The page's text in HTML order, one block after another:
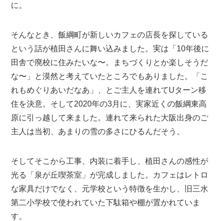
に。
そんなとき、飯綱町が新しいカフェの店長を探している
という話が植田さんに舞い込みました。実は「10年後に
田舎で廃校に住みたいな〜。まちづくりとか楽しそうだ
な〜」と漠然と考えていたところでもありました。「こ
れもめぐりあいだなあ」、とご主人を連れてUターン移
住を決意。そして2020年の3月に、実家近くの飯綱東高
原に引っ越して来ました。連れて来られた大阪出身のご
主人は当初、あまりの雪の多さにひるんだそう。
そしてそこから工事、内装に着手し、植田さんの感性が
光る「泉が丘喫茶室」が完成しました。カフェはレトロ
な家具だけでなく、元学校という特徴を生かし、旧三水
第二小学校で使われていた下駄箱や棚が置かれていま
す。